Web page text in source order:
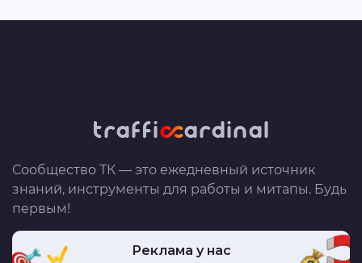
Сообщество ТК — это ежедневный источник
знаний, инструменты для работы и митапы. Будь
первым!
Реклама у нас